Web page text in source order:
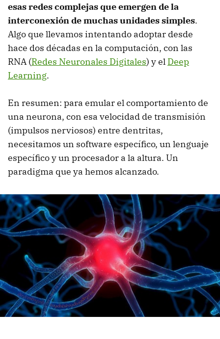
esas redes complejas que emergen de la
interconexión de muchas unidades simples.
Algo que llevamos intentando adoptar desde
hace dos décadas en la computación, con las
RNA (Redes Neuronales Digitales) y el Deep
Learning.
En resumen: para emular el comportamiento de
una neurona, con esa velocidad de transmisión
(impulsos nerviosos) entre dentritas,
necesitamos un software específico, un lenguaje
específico y un procesador a la altura. Un
paradigma que ya hemos alcanzado.